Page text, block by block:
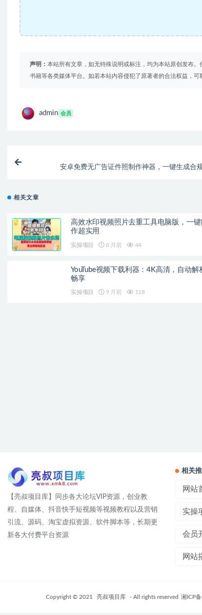
声明： 本站所有文章，如无特殊说明或标注，均为本站原创发布
书籍等各类媒体平台。如若本站内容侵犯了原著者的合法权益，可
admin 会员
安卓免费无广告证件照制作神器，一键生成合
相关文章
高效水印视频照片去重工具电脑版，一键
作超实用
实操项目 8 月前 44
YouTube视频下载利器：4K高清，自动解
畅享
实操项目 9 月前 118
【亮叔项目库】同步各大论坛VIP资源，创业教
程、自媒体、抖音快手短视频等视频教程以及营销
引流、源码、淘宝虚拟资源、软件脚本等，长期更
新各大付费平台资源
相关
网站
实操
会员
网站
Copyright © 2021 亮叔项目库 - All rights reserved 湘ICP